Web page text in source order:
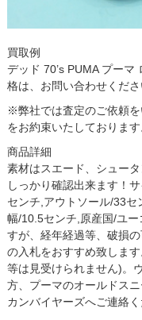
買取例
デッド 70’s PUMA プー
格は、お問い合わせくださ
※弊社では査定のご依頼を
をお約束いたしております
商品詳細
素材はスエード、シュー
しっかり確認出来ます！
センチ,アウトソール/33
幅/10.5センチ,原産国/ユ
すが、経年経過等、破損
の入札をおすすめ致しま
等は見受けられません)。
方、プーマのオールドス
カンバイヤーズへご連絡